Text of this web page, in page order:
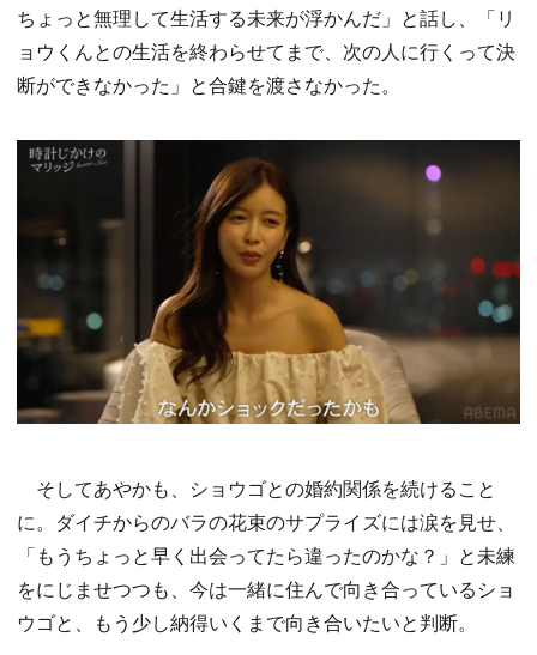
ちょっと無理して生活する未来が浮かんだ」と話し、「リ
ョウくんとの生活を終わらせてまで、次の人に行くって決
断ができなかった」と合鍵を渡さなかった。
そしてあやかも、ショウゴとの婚約関係を続けること
に。ダイチからのバラの花束のサプライズには涙を見せ、
「もうちょっと早く出会ってたら違ったのかな？」と未練
をにじませつつも、今は一緒に住んで向き合っているショ
ウゴと、もう少し納得いくまで向き合いたいと判断。